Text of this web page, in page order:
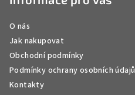
O nás
Jak nakupovat
Obchodní podmínky
Podmínky ochrany osobních údajů
Kontakty